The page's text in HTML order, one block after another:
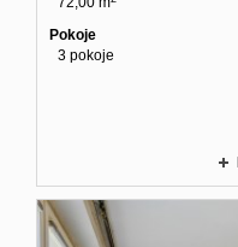
Pokoje
3 pokoje